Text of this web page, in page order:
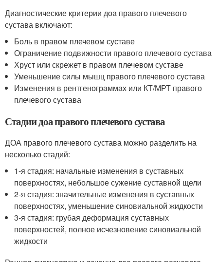
Диагностические критерии доа правого плечевого
сустава включают:
Боль в правом плечевом суставе
Ограничение подвижности правого плечевого сустава
Хруст или скрежет в правом плечевом суставе
Уменьшение силы мышц правого плечевого сустава
Изменения в рентгенограммах или КТ/МРТ правого
плечевого сустава
Стадии доа правого плечевого сустава
ДОА правого плечевого сустава можно разделить на
несколько стадий:
1-я стадия: начальные изменения в суставных
поверхностях, небольшое сужение суставной щели
2-я стадия: значительные изменения в суставных
поверхностях, уменьшение синовиальной жидкости
3-я стадия: грубая деформация суставных
поверхностей, полное исчезновение синовиальной
жидкости